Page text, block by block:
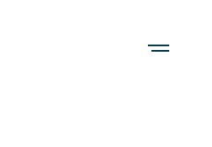
RessourcesOpen